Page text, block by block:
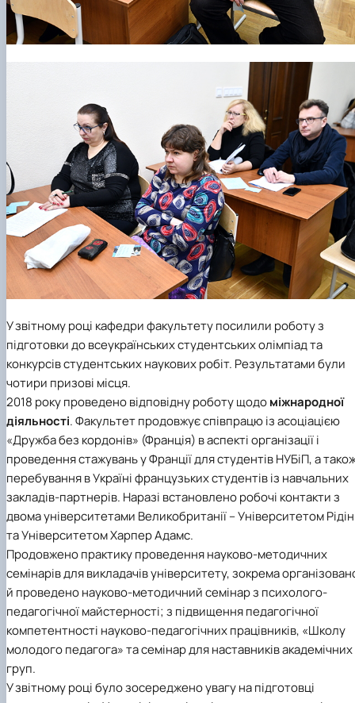
У звітному році кафедри факультету посилили роботу з
підготовки до всеукраїнських студентських олімпіад та
конкурсів студентських наукових робіт. Результатами були
чотири призові місця.
2018 року проведено відповідну роботу щодоміжнародної
діяльності. Факультет продовжує співпрацю із асоціацією
«Дружба без кордонів» (Франція) в аспекті організації і
проведення стажувань у Франції для студентів НУБіП, а
перебування в Україні французьких студентів із навчальних
закладів-партнерів. Наразі встановлено робочі контакти з
двома університетами Великобританії –Університетом
таУніверситетом Харпер Адамс.
Продовжено практику проведення науково-методичних
семінарів для викладачів університету, зокрема
й проведено науково-методичний семінар з психолого-
педагогічної майстерності; з підвищення педагогічної
компетентності науково-педагогічних працівників, «Школу
молодого педагога» та семінар для наставників академічних
груп.
У звітному році було зосереджено увагу на підготовці